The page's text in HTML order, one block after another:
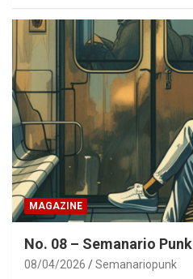
MAGAZINE
No. 08 – Semanario Punk
08/04/2026 Semanariopunk